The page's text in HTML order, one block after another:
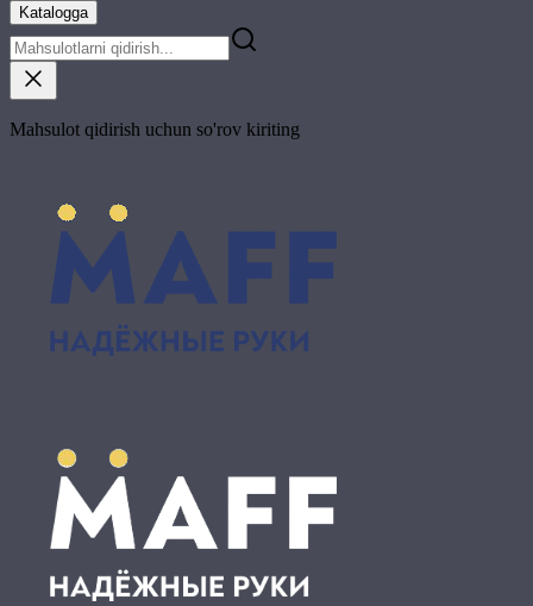
Katalogga
Mahsulot qidirish uchun so'rov kiriting